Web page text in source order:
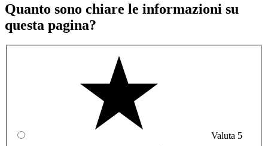
Quanto sono chiare le informazioni su
questa pagina?
Valuta 5